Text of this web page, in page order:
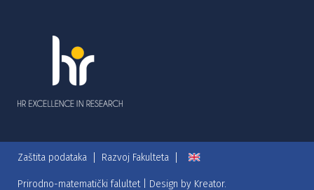
Zaštita podataka Razvoj Fakulteta
Prirodno-matematički falultet | Design by Kreator.